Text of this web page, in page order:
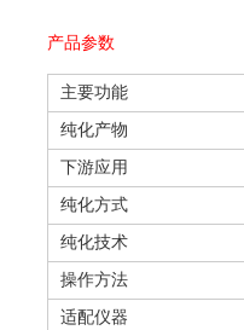
产品参数
主要功能
纯化产物
下游应用
纯化方式
纯化技术
操作方法
适配仪器